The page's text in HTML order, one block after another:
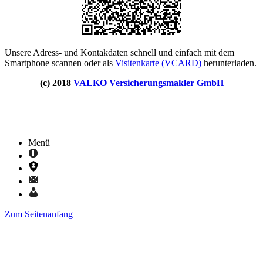
Unsere Adress- und Kontakdaten schnell und einfach mit dem
Smartphone scannen oder als Visitenkarte (VCARD) herunterladen.
(c) 2018 VALKO Versicherungsmakler GmbH
Menü
Zum Seitenanfang